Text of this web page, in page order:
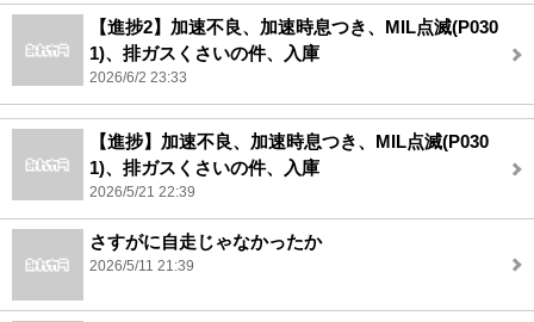
【進捗2】加速不良、加速時息つき、MIL点滅(P030
1)、排ガスくさいの件、入庫
2026/6/2 23:33
【進捗】加速不良、加速時息つき、MIL点滅(P030
1)、排ガスくさいの件、入庫
2026/5/21 22:39
さすがに自走じゃなかったか
2026/5/11 21:39